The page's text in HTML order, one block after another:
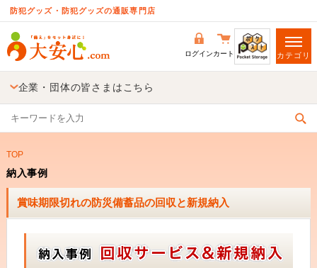
防犯グッズ・防犯グッズの通販専門店
ログインカート カテゴリ
企業・団体の皆さまはこちら
TOP
納入事例
賞味期限切れの防災備蓄品の回収と新規納入